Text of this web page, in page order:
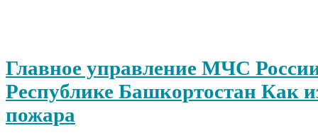
Главное управление МЧС
Республике Башкортостан Как
пожара